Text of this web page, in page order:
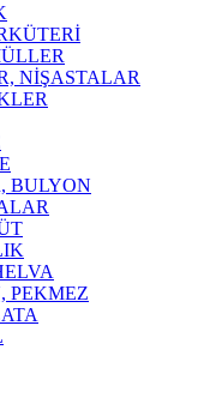
NİŞASTALAR
BULYON
PEKMEZ